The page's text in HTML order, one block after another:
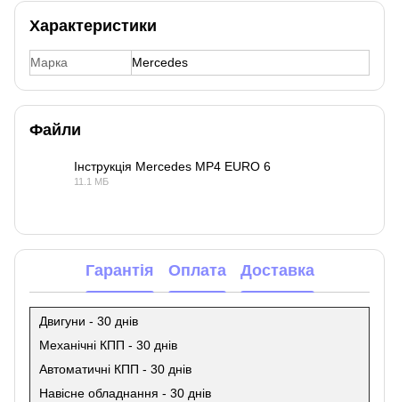
Характеристики
Марка Mercedes
Файли
Інструкція Mercedes MP4 EURO 6
11.1 МБ
Гарантія Оплата Доставка
Двигуни - 30 днів
Механічні КПП - 30 днів
Автоматичні КПП - 30 днів
Навісне обладнання - 30 днів